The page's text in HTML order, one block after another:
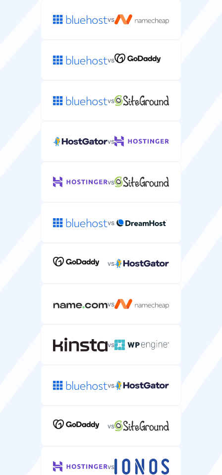
vs
vs
vs
vs
vs
vs
vs
vs
vs
vs
vs
vs